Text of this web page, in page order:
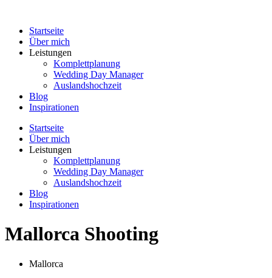
springenStartseite
Über mich
Leistungen
Komplettplanung
Wedding Day Manager
Auslandshochzeit
Blog
Inspirationen
Startseite
Über mich
Leistungen
Komplettplanung
Wedding Day Manager
Auslandshochzeit
Blog
Inspirationen
Mallorca Shooting
Mallorca